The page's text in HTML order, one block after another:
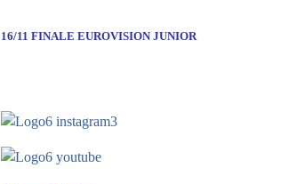
16/11 FINALE EUROVISION JUNIOR